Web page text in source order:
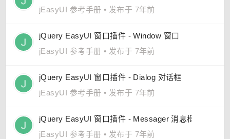
jEasyUI 参考手册 • 发布于 7年前
jQuery EasyUI 窗口插件 - Window 窗口
jEasyUI 参考手册 • 发布于 7年前
jQuery EasyUI 窗口插件 - Dialog 对话框
jEasyUI 参考手册 • 发布于 7年前
jQuery EasyUI 窗口插件 - Messager 消息框
jEasyUI 参考手册 • 发布于 7年前